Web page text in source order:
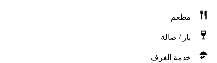
مطعم
بار / صالة
خدمة الغرف